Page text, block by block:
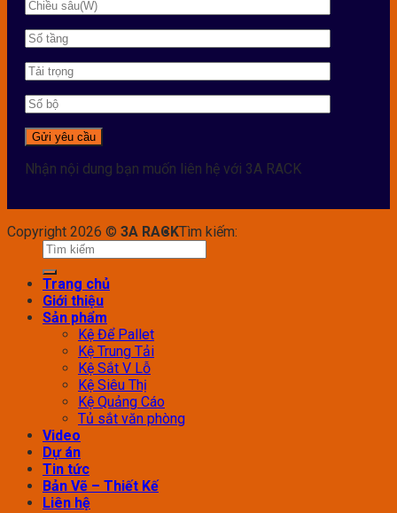
Nhận nội dung bạn muốn liên hệ với 3A RACK
Copyright 2026 © 3A RACKTìm kiếm:
Trang chủ
Giới thiệu
Sản phẩm
Kệ Để Pallet
Kệ Trung Tải
Kệ Sắt V Lỗ
Kệ Siêu Thị
Kệ Quảng Cáo
Tủ sắt văn phòng
Video
Dự án
Tin tức
Bản Vẽ – Thiết Kế
Liên hệ